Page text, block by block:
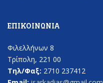
ΕΠΙΚΟΙΝΩΝΊΑ
Φιλελλήνων 8
Τρίπολη, 221 00
Τηλ/Φαξ: 2710 237412